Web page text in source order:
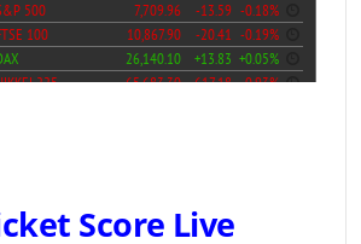
Score Live